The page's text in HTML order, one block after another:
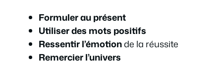
Formuler au présent
Utiliser des mots positifs
Ressentir l’émotionde la réussite
Remercier l’univers